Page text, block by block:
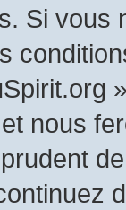
Si vous
nous
prudent